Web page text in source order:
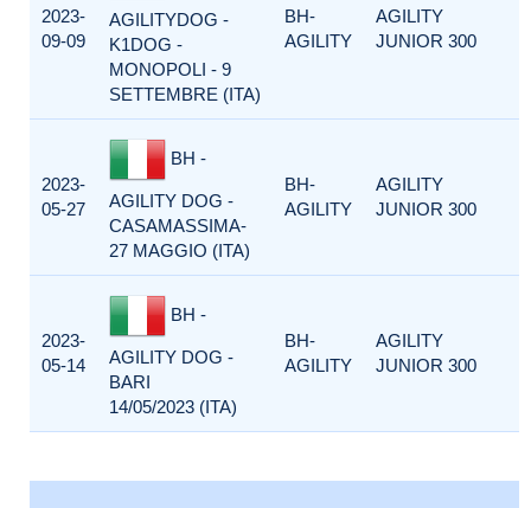
2023-
09-09
AGILITYDOG -
K1DOG -
MONOPOLI - 9
SETTEMBRE (ITA)
BH-
AGILITY
AGILITY
JUNIOR 300
2023-
05-27
BH -
AGILITY DOG -
CASAMASSIMA-
27 MAGGIO (ITA)
BH-
AGILITY
AGILITY
JUNIOR 300
2023-
05-14
BH -
AGILITY DOG -
BARI
14/05/2023 (ITA)
BH-
AGILITY
AGILITY
JUNIOR 300